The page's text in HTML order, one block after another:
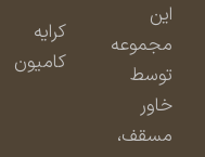
مجموعه
توسط
مسقف،
کامیون